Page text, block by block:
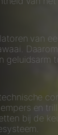
van
geluidsarm
en
bij de